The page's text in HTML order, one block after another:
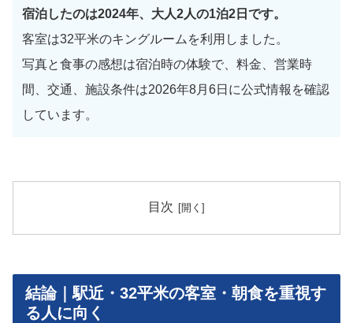
宿泊したのは2024年、大人2人の1泊2日です。
客室は32平米のキングルームを利用しました。
写真と食事の感想は宿泊時の体験で、料金、営業時
間、交通、施設条件は2026年8月6日に公式情報を確認
しています。
目次
結論｜駅近・32平米の客室・朝食を重視す
る人に向く